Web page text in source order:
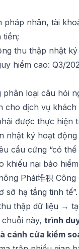
pháp nhân, tài
tiền;
thu thập nhật
hiểm cao: Q3/
phân loại câu hỏi
cho dịch vụ khách
được thực hiện
nhật ký hoạt
cầu cứng “có
nại bảo
Phải堆积 Công
sở hạ tầng tinh
thập dữ liệu →
này, trình
cánh cửa kiểm